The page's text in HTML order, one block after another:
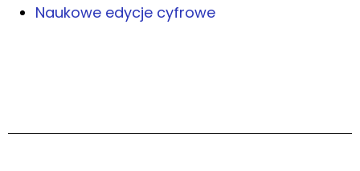
Naukowe edycje cyfrowe